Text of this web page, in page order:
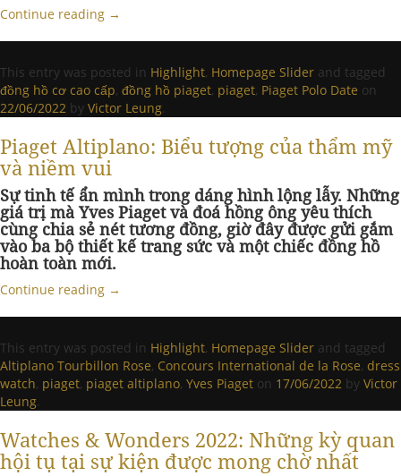
Continue reading →
This entry was posted in Highlight, Homepage Slider and tagged
đồng hồ cơ cao cấp, đồng hồ piaget, piaget, Piaget Polo Date on
22/06/2022 by Victor Leung.
Piaget Altiplano: Biểu tượng của thẩm mỹ
và niềm vui
Sự tinh tế ẩn mình trong dáng hình lộng lẫy. Những
giá trị mà Yves Piaget và đoá hồng ông yêu thích
cùng chia sẻ nét tương đồng, giờ đây được gửi gắm
vào ba bộ thiết kế trang sức và một chiếc đồng hồ
hoàn toàn mới.
Continue reading →
This entry was posted in Highlight, Homepage Slider and tagged
Altiplano Tourbillon Rose, Concours International de la Rose, dress
watch, piaget, piaget altiplano, Yves Piaget on 17/06/2022 by Victor
Leung.
Watches & Wonders 2022: Những kỳ quan
hội tụ tại sự kiện được mong chờ nhất